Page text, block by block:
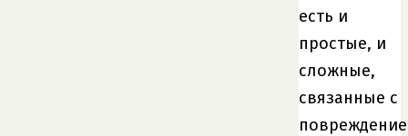
есть и
простые, и
сложные,
связанные с